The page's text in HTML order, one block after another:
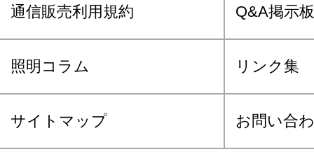
通信販売利用規約 Q&A掲示板
照明コラム リンク集
サイトマップ お問い合